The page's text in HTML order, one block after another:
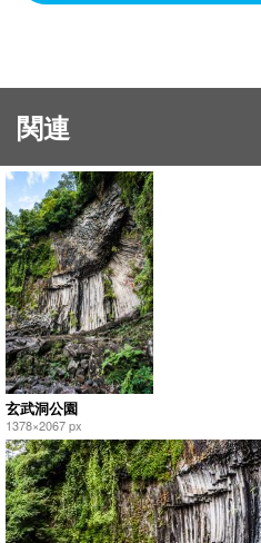
関連
玄武洞公園
1378×2067 px